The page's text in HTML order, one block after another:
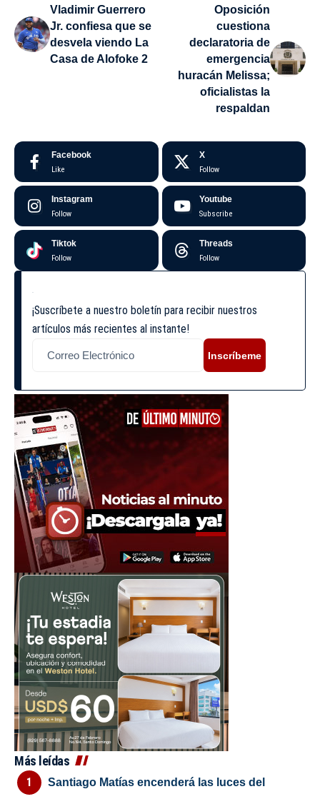
Vladimir Guerrero
Jr. confiesa que se
desvela viendo La
Casa de Alofoke 2
Oposición
cuestiona
declaratoria de
emergencia
huracán Melissa;
oficialistas la
respaldan
Facebook
Like
X
Follow
Instagram
Follow
Youtube
Subscribe
Tiktok
Follow
Threads
Follow
¡Suscríbete a nuestro boletín para recibir nuestros
artículos más recientes al instante!
Inscríbeme
Más leídas
Santiago Matías encenderá las luces del